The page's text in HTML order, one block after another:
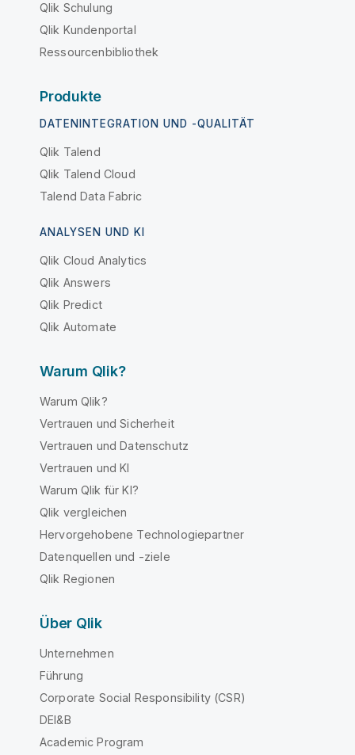
Qlik Schulung
Qlik Kundenportal
Ressourcenbibliothek
Produkte
DATENINTEGRATION UND -QUALITÄT
Qlik Talend
Qlik Talend Cloud
Talend Data Fabric
ANALYSEN UND KI
Qlik Cloud Analytics
Qlik Answers
Qlik Predict
Qlik Automate
Warum Qlik?
Warum Qlik?
Vertrauen und Sicherheit
Vertrauen und Datenschutz
Vertrauen und KI
Warum Qlik für KI?
Qlik vergleichen
Hervorgehobene Technologiepartner
Datenquellen und -ziele
Qlik Regionen
Über Qlik
Unternehmen
Führung
Corporate Social Responsibility (CSR)
DEI&B
Academic Program